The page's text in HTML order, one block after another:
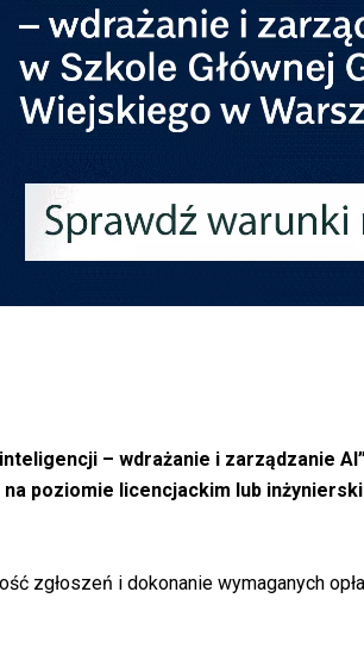
– wdrażanie i zarządzanie AI
poziomie licencjackim lub
zgłoszeń i dokonanie wymaganych